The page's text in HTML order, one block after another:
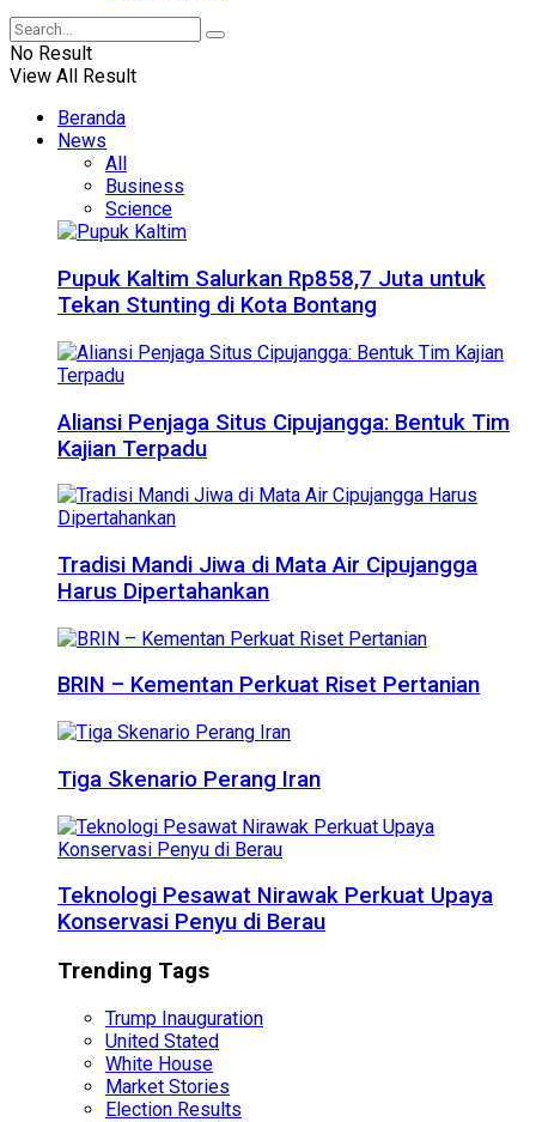
No Result
View All Result
Beranda
News
All
Business
Science
Pupuk Kaltim Salurkan Rp858,7 Juta untuk
Tekan Stunting di Kota Bontang
Aliansi Penjaga Situs Cipujangga: Bentuk Tim
Kajian Terpadu
Tradisi Mandi Jiwa di Mata Air Cipujangga
Harus Dipertahankan
BRIN – Kementan Perkuat Riset Pertanian
Tiga Skenario Perang Iran
Teknologi Pesawat Nirawak Perkuat Upaya
Konservasi Penyu di Berau
Trending Tags
Trump Inauguration
United Stated
White House
Market Stories
Election Results